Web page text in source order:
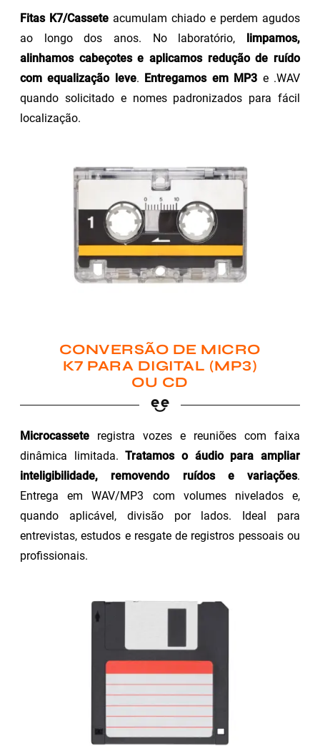
Fitas K7/Cassete acumulam chiado e perdem agudos
ao longo dos anos. No laboratório, limpamos,
alinhamos cabeçotes e aplicamos redução de ruído
com equalização leve. Entregamos em MP3 e .WAV
quando solicitado e nomes padronizados para fácil
localização.
CONVERSÃO DE MICRO
K7 PARA DIGITAL (MP3)
OU CD
Microcassete registra vozes e reuniões com faixa
dinâmica limitada.Tratamos o áudio para ampliar
inteligibilidade, removendo ruídos e variações.
Entrega em WAV/MP3 com volumes nivelados e,
quando aplicável, divisão por lados. Ideal para
entrevistas, estudos e resgate de registros pessoais ou
profissionais.